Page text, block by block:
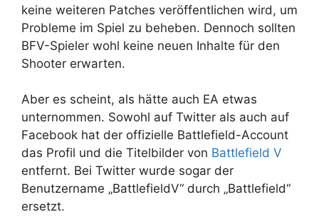
keine weiteren Patches veröffentlichen wird, um
Probleme im Spiel zu beheben. Dennoch sollten
BFV-Spieler wohl keine neuen Inhalte für den
Shooter erwarten.
Aber es scheint, als hätte auch EA etwas
unternommen. Sowohl auf Twitter als auch auf
Facebook hat der offizielle Battlefield-Account
das Profil und die Titelbilder von Battlefield V
entfernt. Bei Twitter wurde sogar der
Benutzername „BattlefieldV“ durch „Battlefield“
ersetzt.